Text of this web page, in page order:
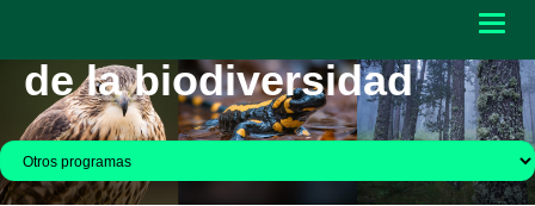
Gestión y conservación
de la biodiversidad